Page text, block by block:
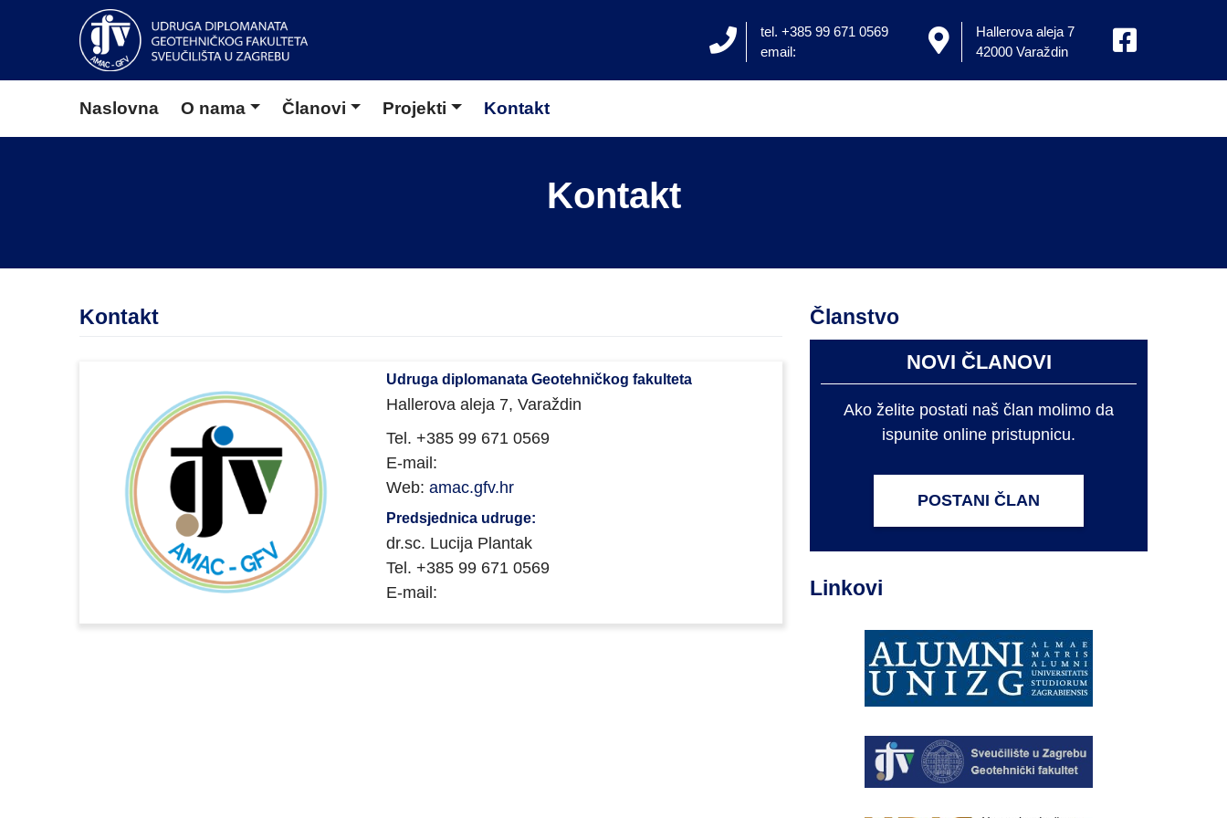
tel. +385 99 671 0569
email:
Hallerova aleja 7
42000 Varaždin
Naslovna O nama Članovi Projekti Kontakt
Kontakt
Kontakt
Udruga diplomanata Geotehničkog fakulteta
Hallerova aleja 7, Varaždin
Tel. +385 99 671 0569
E-mail:
Web: amac.gfv.hr
Predsjednica udruge:
dr.sc. Lucija Plantak
Tel. +385 99 671 0569
E-mail:
Članstvo
NOVI ČLANOVI
Ako želite postati naš član molimo da
ispunite online pristupnicu.
POSTANI ČLAN
Linkovi